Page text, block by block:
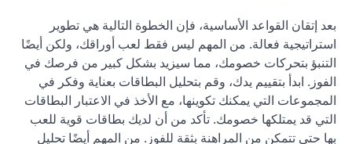
بعد إتقان القواعد الأساسية، فإن الخطوة التالية هي تطوير
استراتيجية فعالة. من المهم ليس فقط لعب أوراقك، ولكن أيضًا
التنبؤ بتحركات خصومك، مما سيزيد بشكل كبير من فرصك في
الفوز. ابدأ بتقييم يدك، وقم بتحليل البطاقات بعناية وفكر في
المجموعات التي يمكنك تكوينها، مع الأخذ في الاعتبار البطاقات
التي قد يمتلكها خصومك. تأكد من أن لديك بطاقات قوية للعب
بها حتى تتمكن من المراهنة بثقة للفوز. من المهم أيضًا تحليل